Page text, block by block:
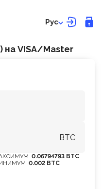
Рус
на VISA/Master
BTC
0.002 BTC
0.06794793 BTC